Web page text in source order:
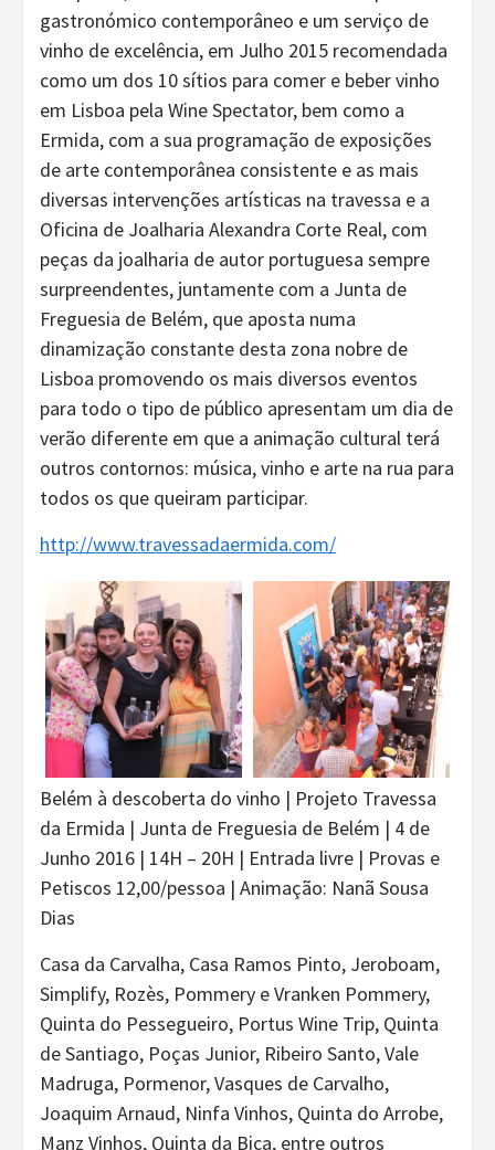
gastronómico contemporâneo e um serviço de
vinho de excelência, em Julho 2015 recomendada
como um dos 10 sítios para comer e beber vinho
em Lisboa pela Wine Spectator, bem como a
Ermida, com a sua programação de exposições
de arte contemporânea consistente e as mais
diversas intervenções artísticas na travessa e a
Oficina de Joalharia Alexandra Corte Real, com
peças da joalharia de autor portuguesa sempre
surpreendentes, juntamente com a Junta de
Freguesia de Belém, que aposta numa
dinamização constante desta zona nobre de
Lisboa promovendo os mais diversos eventos
para todo o tipo de público apresentam um dia de
verão diferente em que a animação cultural terá
outros contornos: música, vinho e arte na rua para
todos os que queiram participar.
http://www.travessadaermida.com/
Belém à descoberta do vinho | Projeto Travessa
da Ermida | Junta de Freguesia de Belém | 4 de
Junho 2016 | 14H – 20H | Entrada livre | Provas e
Petiscos 12,00/pessoa | Animação: Nanã Sousa
Dias
Casa da Carvalha, Casa Ramos Pinto, Jeroboam,
Simplify, Rozès, Pommery e Vranken Pommery,
Quinta do Pessegueiro, Portus Wine Trip, Quinta
de Santiago, Poças Junior, Ribeiro Santo, Vale
Madruga, Pormenor, Vasques de Carvalho,
Joaquim Arnaud, Ninfa Vinhos, Quinta do Arrobe,
Manz Vinhos, Quinta da Bica, entre outros